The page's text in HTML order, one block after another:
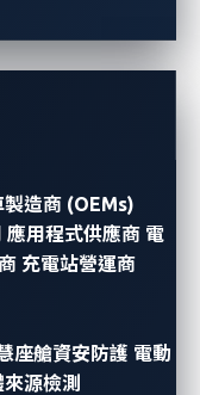
製造商 (OEMs)
應用程式供應商 電
充電站營運商
座艙資安防護 電動
源檢測
軟體定義汽車
讓電動汽車成為
在電動汽車行業
的車用資安公司
組織的年
斷服務。VicOne
車輛異常檢測服